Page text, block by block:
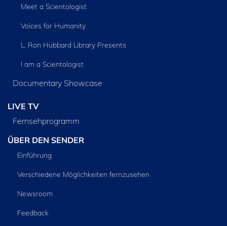
Meet a Scientologist
Voices for Humanity
L. Ron Hubbard Library Presents
I am a Scientologist
Documentary Showcase
LIVE TV
Fernsehprogramm
ÜBER DEN SENDER
Einführung
Verschiedene Möglichkeiten fernzusehen
Newsroom
Feedback